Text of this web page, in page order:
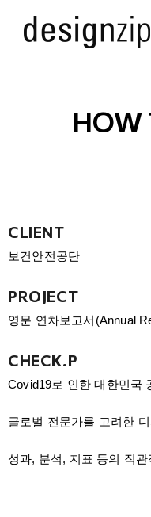
HOW
CLIENT
보건안전공단
PROJECT
영문 연차보고서(Annual
CHECK.P
Covid19로 인한 대한민국
글로벌 전문가를 고려한
성과, 분석, 지표 등의 직관